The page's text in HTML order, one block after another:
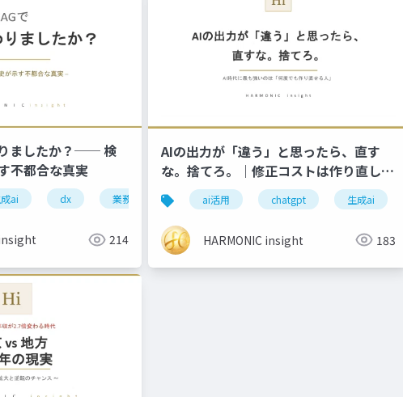
カルシンキング
ましたか？── 検
不都合な真実
ai dx 業務改革 検索技術 ai活用
214
AIの出力が「違う」と思ったら、直す
な。捨てろ。｜修正コストは作り直しの
10倍
ai活用 chatgpt 生成ai
HARMONIC insight 183